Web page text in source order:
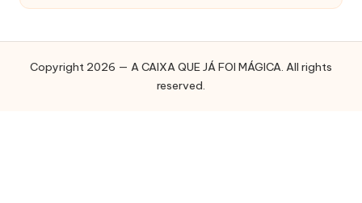
by
Copyright 2026 — A CAIXA QUE JÁ FOI MÁGICA. All rights
reserved.